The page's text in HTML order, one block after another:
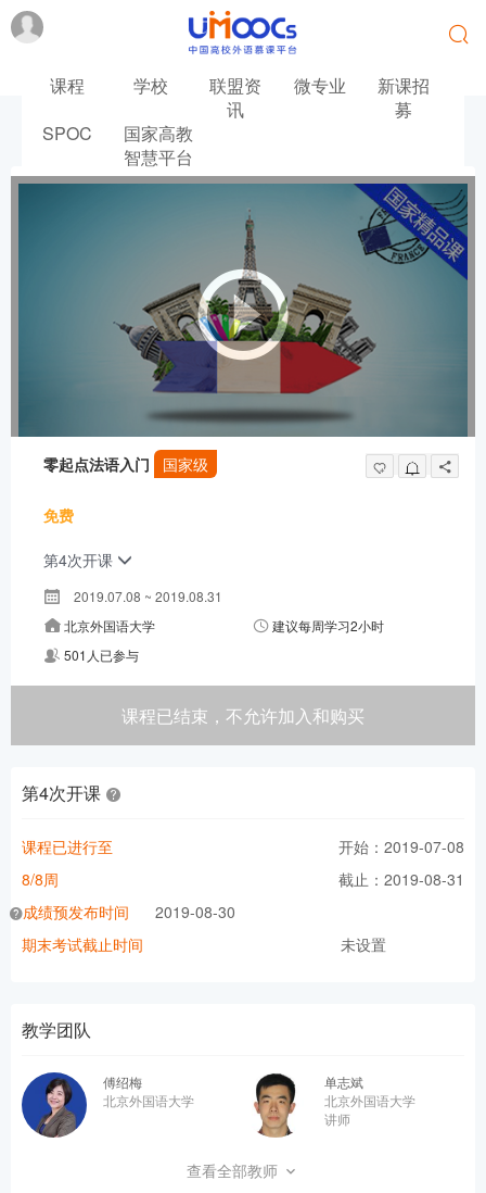
课程 学校
联盟资
讯
微专业
新课招
募
SPOC
国家高教
智慧平台
零起点法语入门 国家级
免费
第4次开课
2019.07.08 ~ 2019.08.31
北京外国语大学
建议每周学习2小时
501人已参与
课程已结束，不允许加入和购买
第4次开课
开始：2019-07-08
截止：2019-08-31
课程已进行至
8/8周
成绩预发布时间
2019-08-30
期末考试截止时间
未设置
教学团队
傅绍梅
北京外国语大学
单志斌
北京外国语大学
讲师
北京外国语大学
查看全部教师